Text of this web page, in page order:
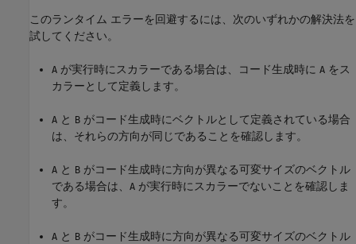
このランタイム エラーを回避するには、次のいずれかの解決法を
試してください。
A が実行時にスカラーである場合は、コード生成時に A をス
カラーとして定義します。
A と B がコード生成時にベクトルとして定義されている場合
は、それらの方向が同じであることを確認します。
A と B がコード生成時に方向が異なる可変サイズのベクトル
である場合は、 A が実行時にスカラーでないことを確認しま
す。
A と B がコード生成時に方向が異なる可変サイズのベクトル